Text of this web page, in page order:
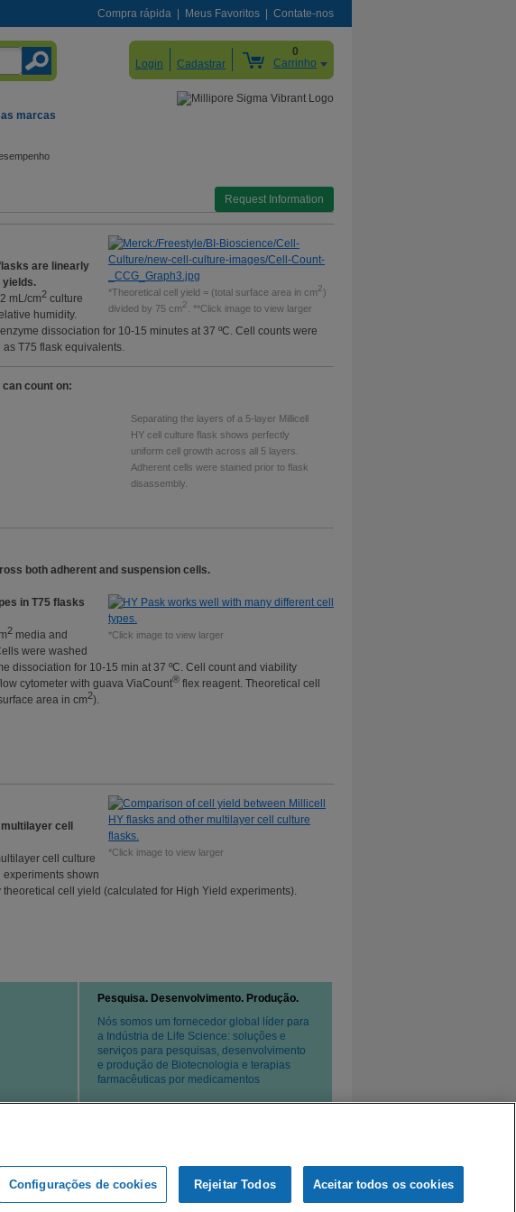
Compra rápida Meus Favoritos Contate-nos
Login Cadastrar
0
Carrinho
marcas
Request Information
*Theoretical cell yield = (total surface area in cm2)
divided by 75 cm2 . **Click image to view larger
are linearly
yields.
mL/cm2 culture
humidity.
dissociation for 10-15 minutes at 37 ºC. Cell counts were
T75 flask equivalents.
count on:
Separating the layers of a 5-layer Millicell
HY cell culture flask shows perfectly
uniform cell growth across all 5 layers.
Adherent cells were stained prior to flask
disassembly.
both adherent and suspension cells.
*Click image to view larger
in T75 flasks
2 media and
were washed
dissociation for 10-15 min at 37 ºC. Cell count and viability
cytometer with guava ViaCount® flex reagent. Theoretical cell
area in cm2).
*Click image to view larger
cell
cell culture
shown
cell yield (calculated for High Yield experiments).
Pesquisa. Desenvolvimento. Produção.
Nós somos um fornecedor global líder para
a Indústria de Life Science: soluções e
serviços para pesquisas, desenvolvimento
e produção de Biotecnologia e terapias
farmacêuticas por medicamentos
Configurações de cookies Rejeitar Todos Aceitar todos os cookies